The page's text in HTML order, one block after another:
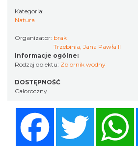
Kategoria:
Natura
Organizator: brak
Trzebinia, Jana Pawła II
Informacje ogólne:
Rodzaj obiektu: Zbiornik wodny
DOSTĘPNOŚĆ
Całoroczny
Twitter